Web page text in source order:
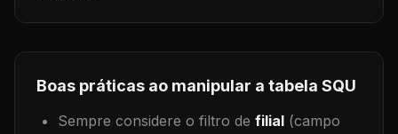
Boas práticas ao manipular a tabela SQU
Sempre considere o filtro de filial (campo